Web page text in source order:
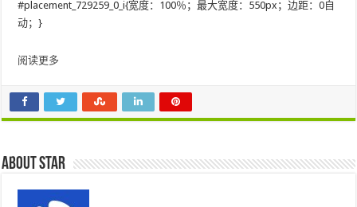
#placement_729259_0_i{宽度：100％；最大宽度：550px；边距：0自
动；}
阅读更多
About star